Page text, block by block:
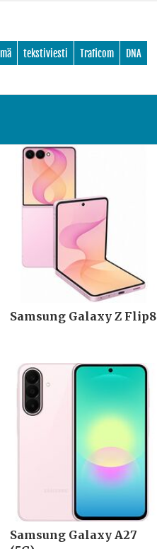
DNA
Traficom
tekstiviesti
Samsung Galaxy Z Flip8
Samsung Galaxy A27